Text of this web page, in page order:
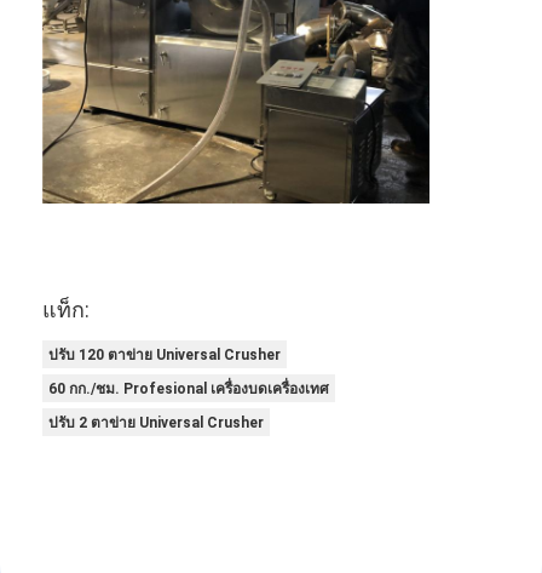
เครื่องบดละเอียด
เครื่องผสมผงชนิด V
เครื่องปั่นถัง IBC
เครื่องเป่าพาย
เครื่องอบแห้งระบบสุญญากาศ
แท็ก:
ปรับ 120 ตาข่าย Universal Crusher
60 กก./ชม. Profesional เครื่องบดเครื่องเทศ
ปรับ 2 ตาข่าย Universal Crusher